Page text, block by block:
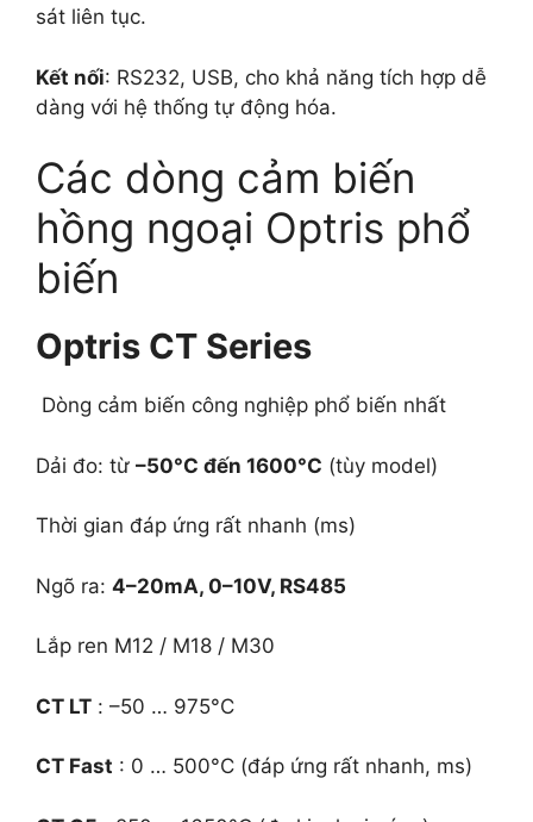
sát liên tục.
Kết nối: RS232, USB, cho khả năng tích hợp dễ
dàng với hệ thống tự động hóa.
Các dòng cảm biến
hồng ngoại Optris phổ
biến
Optris CT Series
Dòng cảm biến công nghiệp phổ biến nhất
Dải đo: từ –50°C đến 1600°C (tùy model)
Thời gian đáp ứng rất nhanh (ms)
Ngõ ra: 4–20mA, 0–10V, RS485
Lắp ren M12 / M18 / M30
CT LT : –50 … 975°C
CT Fast : 0 … 500°C (đáp ứng rất nhanh, ms)